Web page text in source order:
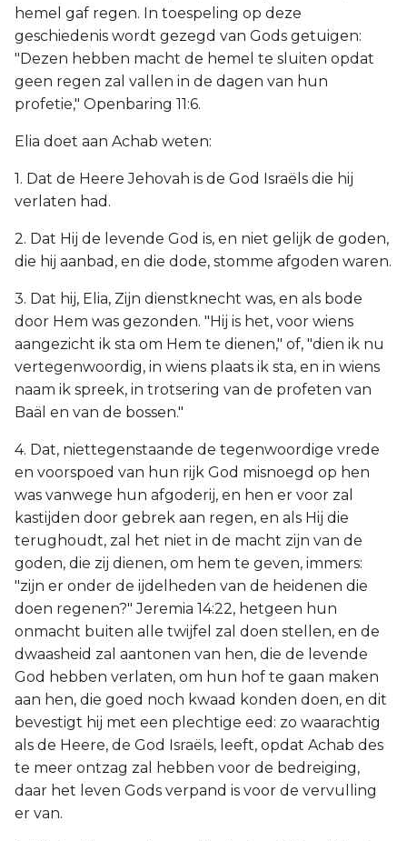
hemel gaf regen. In toespeling op deze
geschiedenis wordt gezegd van Gods getuigen:
"Dezen hebben macht de hemel te sluiten opdat
geen regen zal vallen in de dagen van hun
profetie," Openbaring 11:6.
Elia doet aan Achab weten:
1. Dat de Heere Jehovah is de God Israëls die hij
verlaten had.
2. Dat Hij de levende God is, en niet gelijk de goden,
die hij aanbad, en die dode, stomme afgoden waren.
3. Dat hij, Elia, Zijn dienstknecht was, en als bode
door Hem was gezonden. "Hij is het, voor wiens
aangezicht ik sta om Hem te dienen," of, "dien ik nu
vertegenwoordig, in wiens plaats ik sta, en in wiens
naam ik spreek, in trotsering van de profeten van
Baäl en van de bossen."
4. Dat, niettegenstaande de tegenwoordige vrede
en voorspoed van hun rijk God misnoegd op hen
was vanwege hun afgoderij, en hen er voor zal
kastijden door gebrek aan regen, en als Hij die
terughoudt, zal het niet in de macht zijn van de
goden, die zij dienen, om hem te geven, immers:
"zijn er onder de ijdelheden van de heidenen die
doen regenen?" Jeremia 14:22, hetgeen hun
onmacht buiten alle twijfel zal doen stellen, en de
dwaasheid zal aantonen van hen, die de levende
God hebben verlaten, om hun hof te gaan maken
aan hen, die goed noch kwaad konden doen, en dit
bevestigt hij met een plechtige eed: zo waarachtig
als de Heere, de God Israëls, leeft, opdat Achab des
te meer ontzag zal hebben voor de bedreiging,
daar het leven Gods verpand is voor de vervulling
er van.